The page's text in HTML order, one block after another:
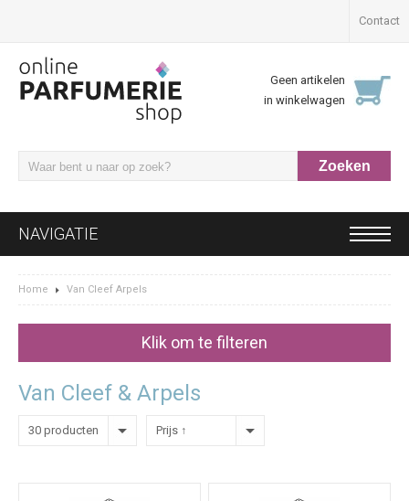
Contact
Geen artikelen
in winkelwagen
NAVIGATIE
Home Van Cleef Arpels
Klik om te filteren
Van Cleef & Arpels
30 producten Prijs ↑